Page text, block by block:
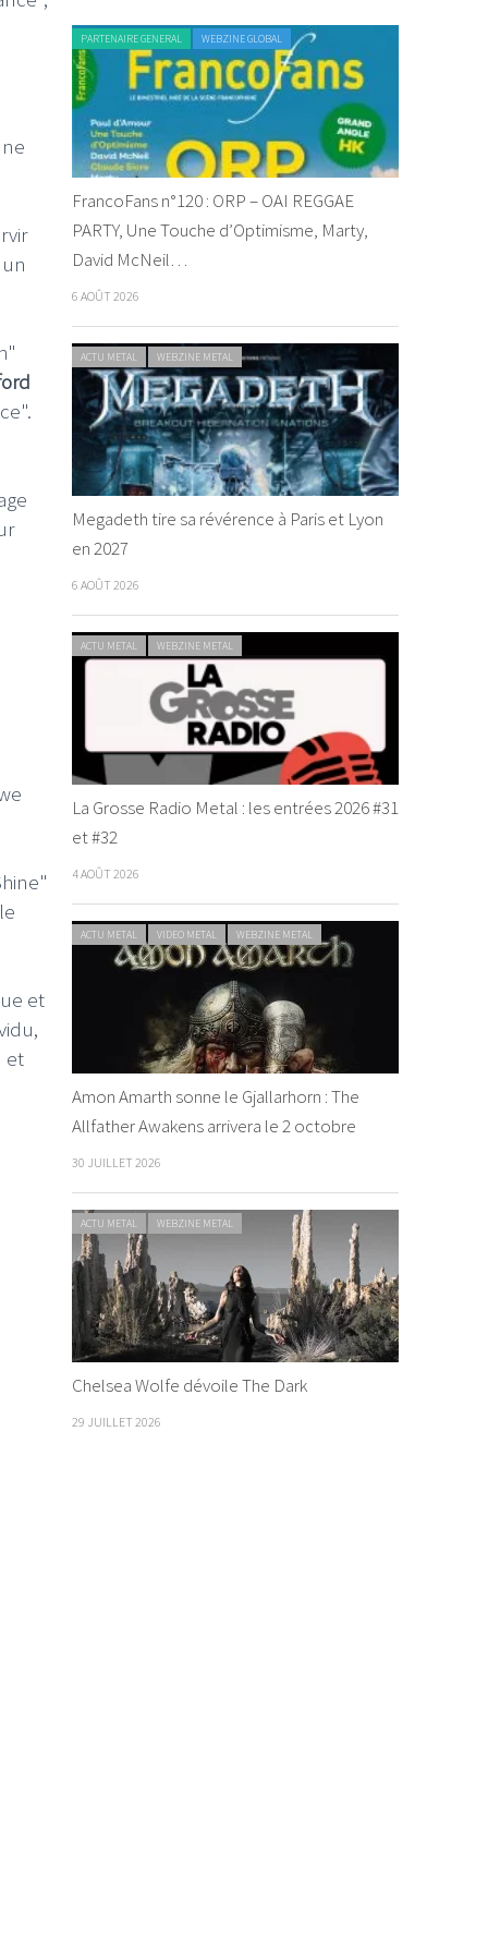
et
et
PARTENAIRE GENERAL WEBZINE GLOBAL
FrancoFans n°120 : ORP – OAI REGGAE
PARTY, Une Touche d’Optimisme, Marty,
David McNeil…
6 AOÛT 2026
ACTU METAL WEBZINE METAL
Megadeth tire sa révérence à Paris et Lyon
en 2027
6 AOÛT 2026
ACTU METAL WEBZINE METAL
La Grosse Radio Metal : les entrées 2026 #31
et #32
4 AOÛT 2026
ACTU METAL VIDEO METAL WEBZINE METAL
Amon Amarth sonne le Gjallarhorn : The
Allfather Awakens arrivera le 2 octobre
30 JUILLET 2026
ACTU METAL WEBZINE METAL
Chelsea Wolfe dévoile The Dark
29 JUILLET 2026